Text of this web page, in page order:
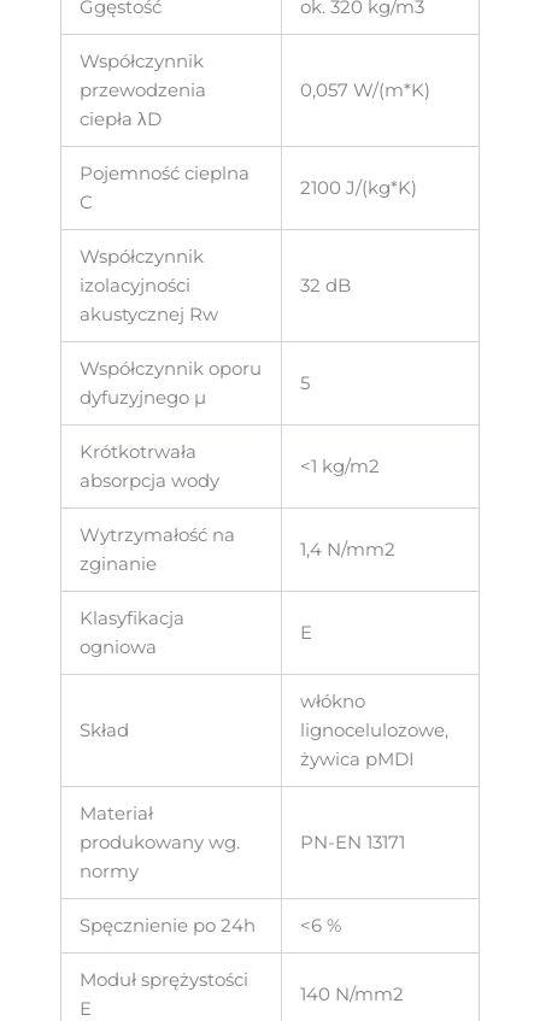
Ggęstość ok. 320 kg/m3
Współczynnik
przewodzenia
ciepła λD
0,057 W/(m*K)
Pojemność cieplna
C
2100 J/(kg*K)
Współczynnik
izolacyjności
akustycznej Rw
32 dB
Współczynnik oporu
dyfuzyjnego µ
5
Krótkotrwała
absorpcja wody
<1 kg/m2
Wytrzymałość na
zginanie
1,4 N/mm2
Klasyfikacja
ogniowa
E
Skład
włókno
lignocelulozowe,
żywica pMDI
Materiał
produkowany wg.
normy
PN-EN 13171
Spęcznienie po 24h <6 %
Moduł sprężystości
E
140 N/mm2